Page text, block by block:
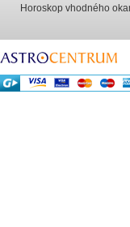
Horoskop vhodného